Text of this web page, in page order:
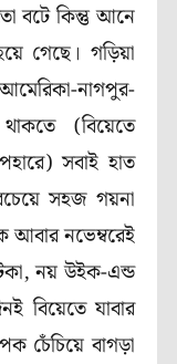
বটে কিন্তু আনে
গেছে। গড়িয়া
নাগপুর-
(বিয়েতে
সবাই হাত
সহজ গয়না
নভেম্বরেই
নয় উইক-এন্ড
বিয়েতে যাবার
চেঁচিয়ে বাগড়া